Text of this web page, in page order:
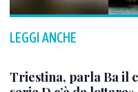
LEGGI ANCHE
Triestina, parla Ba il